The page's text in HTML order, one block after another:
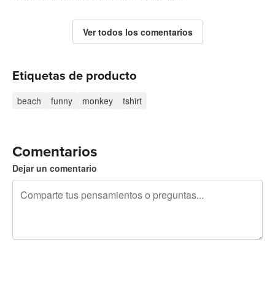
Ver todos los comentarios
Etiquetas de producto
beach funny monkey tshirt
Comentarios
Dejar un comentario